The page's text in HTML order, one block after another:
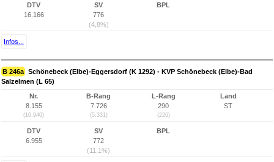
DTV
16.166
SV
776
(4,8%)
BPL
Infos...
B 246a Schönebeck (Elbe)-Eggersdorf (K 1292) - KVP Schönebeck (Elbe)-Bad
Salzelmen (L 65)
Nr.
8.155
(10.940)
B-Rang
7.726
(5.331)
L-Rang
290
(226)
Land
ST
DTV
6.955
SV
772
(11,1%)
BPL